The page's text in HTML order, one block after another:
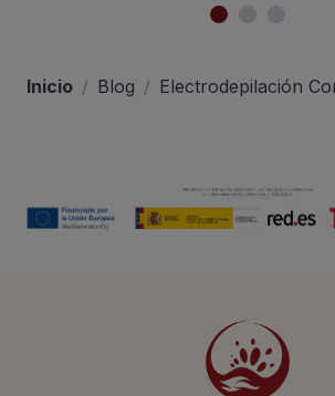
Inicio / Blog / Electrodepilación